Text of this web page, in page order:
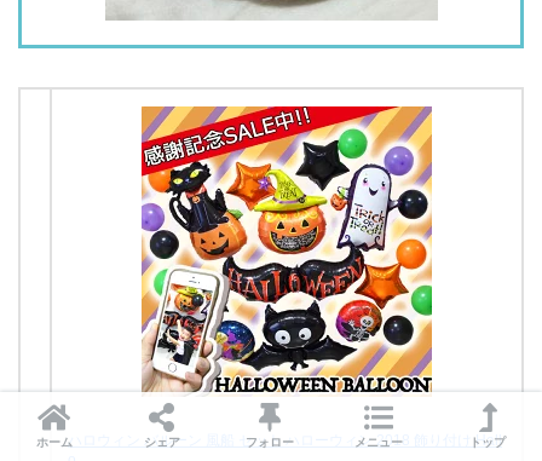
ハロウィン バルーン 風船 セット ハローウィン 2018 飾り付け Hall
ホーム シェア フォロー メニュー トップ